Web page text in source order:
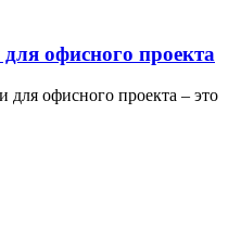
офисного проекта
офисного проекта – это